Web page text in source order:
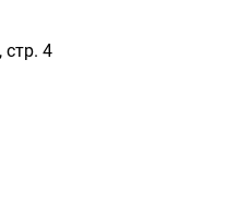
стр. 4